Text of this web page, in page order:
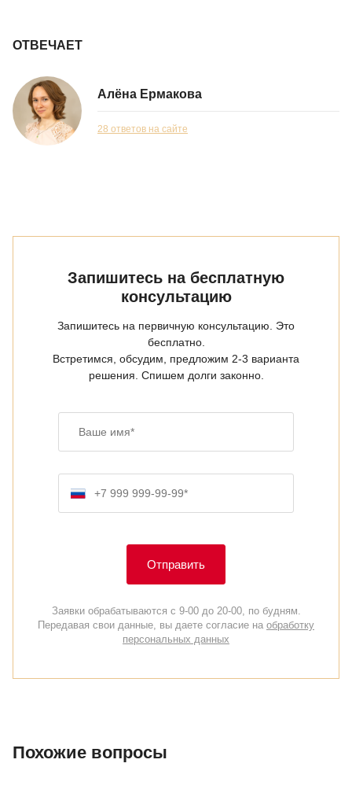
ОТВЕЧАЕТ
Алёна Ермакова
28 ответов на сайте
Запишитесь на бесплатную
консультацию
Запишитесь на первичную консультацию. Это
бесплатно.
Встретимся, обсудим, предложим 2-3 варианта
решения. Спишем долги законно.
Отправить
Заявки обрабатываются с 9-00 до 20-00, по будням.
Передавая свои данные, вы даете согласие на обработку
персональных данных
Похожие вопросы